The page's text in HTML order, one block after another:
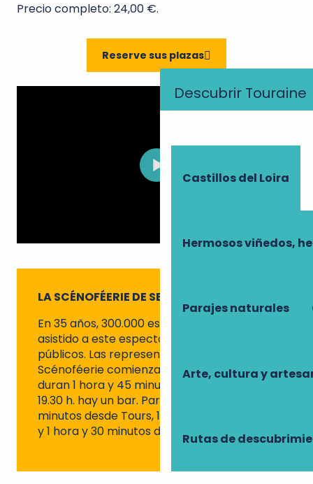
Descubrir Touraine
Castillos del Loira
Hermosos viñedos,
Parajes naturales
Arte, cultura y
Rutas de
Precio completo: 24,00 €.
Reserve sus plazas
LA SCÉNOFÉERIE DE SEMBLANÇAY
En 35 años, 300.000 espectadores han
asistido a este espectáculo para todos los
públicos. Las representaciones de la
Scénoféerie comienzan a las 22.30 h y
duran 1 hora y 45 minutos. A partir de las
19.30 h. hay un bar. Para llegar, prevea 20
minutos desde Tours, 1 hora desde Le Mans
y 1 hora y 30 minutos desde Poitiers.